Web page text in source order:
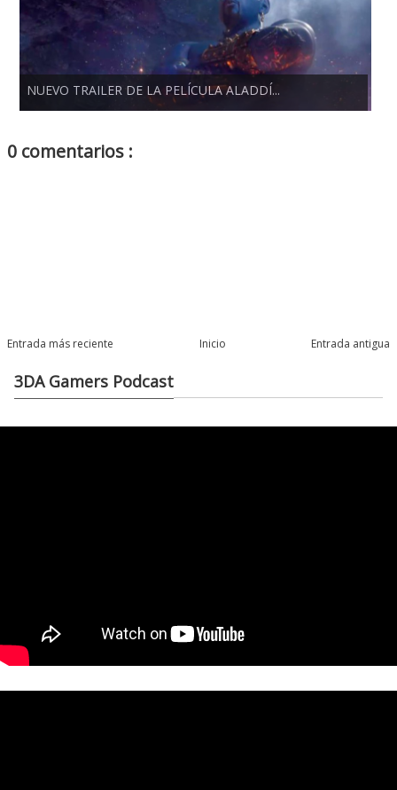
NUEVO TRAILER DE LA PELÍCULA ALADDÍ...
0 comentarios :
Entrada más reciente Entrada antigua
Inicio
3DA Gamers Podcast